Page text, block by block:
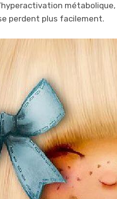
perdent plus facilement.